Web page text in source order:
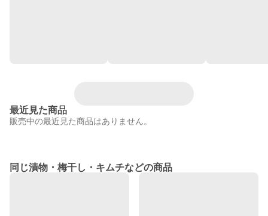
最近見た商品
販売中の最近見た商品はありません。
同じ漬物・梅干し・キムチなどの商品